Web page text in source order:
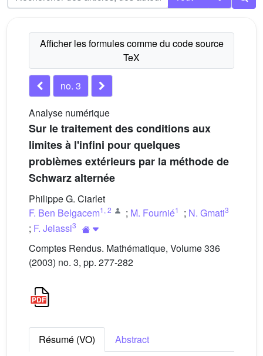
no. 3
Analyse numérique
Sur le traitement des conditions aux
limites à l'infini pour quelques
problèmes extérieurs par la méthode de
Schwarz alternée
Philippe G. Ciarlet
F. Ben Belgacem1 , 2 ; M. Fournié1 ; N. Gmati3
; F. Jelassi3
Comptes Rendus. Mathématique, Volume 336
(2003) no. 3, pp. 277-282
Résumé (VO)
Abstract